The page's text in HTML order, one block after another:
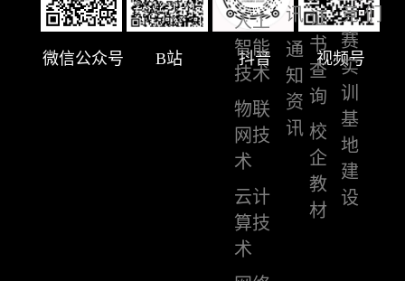
微信公众号 B站 抖音 视频号
人工
智能
技术
物联
网技
术
云计
算技
术
讯
通
知
资
讯
证
书
查
询
校
企
教
材
竞
赛
实
训
基
地
建
设
们